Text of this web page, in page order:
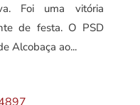
Foi uma vitória
de festa. O PSD
Alcobaça ao...